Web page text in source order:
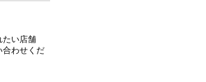
たい店舗
合わせくだ